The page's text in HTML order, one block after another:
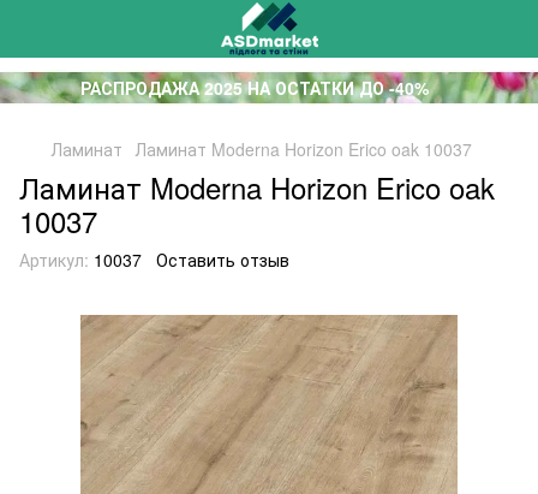
РАСПРОДАЖА 2025 НА ОСТАТКИ ДО -40%
Ламинат Ламинат Moderna Horizon Erico oak 10037
Ламинат Moderna Horizon Erico oak
10037
Артикул: 10037 Оставить отзыв